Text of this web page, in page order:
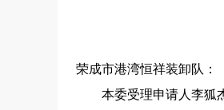
荣成市港湾恒祥装卸队：
本委受理申请人李狐